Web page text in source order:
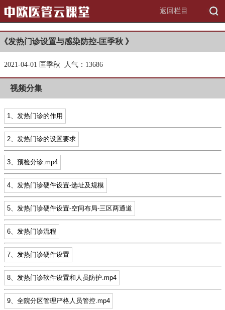
返回栏目
《发热门诊设置与感染防控-匡季秋 》
2021-04-01 匡季秋 人气：1 3686
视频分集
1、发热门诊的作用
2、发热门诊的设置要求
3、预检分诊.mp4
4、发热门诊硬件设置-选址及规模
5、发热门诊硬件设置-空间布局-三区两通道
6、发热门诊流程
7、发热门诊硬件设置
8、发热门诊软件设置和人员防护.mp4
9、全院分区管理严格人员管控.mp4